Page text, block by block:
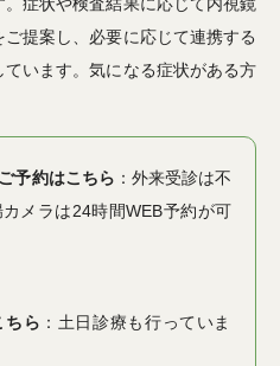
提案し、必要に応じて連携する
います。気になる症状がある方
予約はこちら ：外来受診は不
メラは24時間WEB予約が可
ちら ：土日診療も行っていま